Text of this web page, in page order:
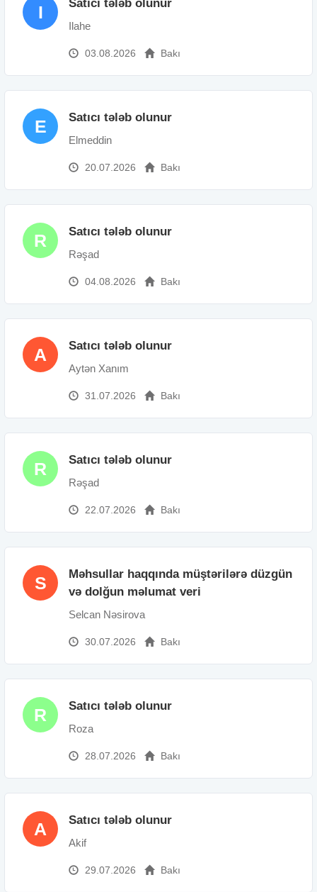
I Satıcı tələb olunur
Ilahe
03.08.2026 Bakı
E Satıcı tələb olunur
Elmeddin
20.07.2026 Bakı
R Satıcı tələb olunur
Rəşad
04.08.2026 Bakı
A Satıcı tələb olunur
Aytən Xanım
31.07.2026 Bakı
R Satıcı tələb olunur
Rəşad
22.07.2026 Bakı
S
Məhsullar haqqında müştərilərə düzgün
və dolğun məlumat veri
Selcan Nəsirova
30.07.2026 Bakı
R Satıcı tələb olunur
Roza
28.07.2026 Bakı
A Satıcı tələb olunur
Akif
29.07.2026 Bakı